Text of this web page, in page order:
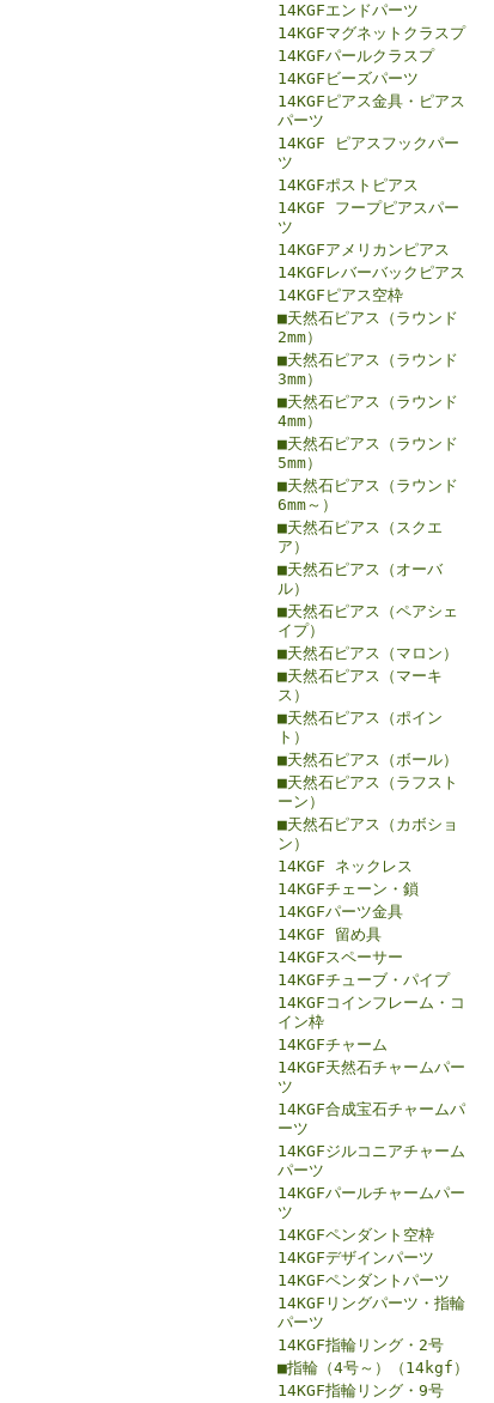
14KGFエンドパーツ
14KGFマグネットクラスプ
14KGFパールクラスプ
14KGFビーズパーツ
14KGFピアス金具・ピアス
パーツ
14KGF ピアスフックパー
ツ
14KGFポストピアス
14KGF フープピアスパー
ツ
14KGFアメリカンピアス
14KGFレバーバックピアス
14KGFピアス空枠
■天然石ピアス（ラウンド
2mm）
■天然石ピアス（ラウンド
3mm）
■天然石ピアス（ラウンド
4mm）
■天然石ピアス（ラウンド
5mm）
■天然石ピアス（ラウンド
6mm～）
■天然石ピアス（スクエ
ア）
■天然石ピアス（オーバ
ル）
■天然石ピアス（ペアシェ
イプ）
■天然石ピアス（マロン）
■天然石ピアス（マーキ
ス）
■天然石ピアス（ポイン
ト）
■天然石ピアス（ボール）
■天然石ピアス（ラフスト
ーン）
■天然石ピアス（カボショ
ン）
14KGF ネックレス
14KGFチェーン・鎖
14KGFパーツ金具
14KGF 留め具
14KGFスペーサー
14KGFチューブ・パイプ
14KGFコインフレーム・コ
イン枠
14KGFチャーム
14KGF天然石チャームパー
ツ
14KGF合成宝石チャームパ
ーツ
14KGFジルコニアチャーム
パーツ
14KGFパールチャームパー
ツ
14KGFペンダント空枠
14KGFデザインパーツ
14KGFペンダントパーツ
14KGFリングパーツ・指輪
パーツ
14KGF指輪リング・2号
■指輪（4号～）（14kgf）
14KGF指輪リング・9号